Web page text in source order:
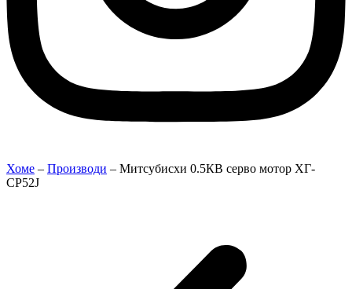
Хоме – Производи – Митсубисхи 0.5КВ серво мотор ХГ-
СР52Ј